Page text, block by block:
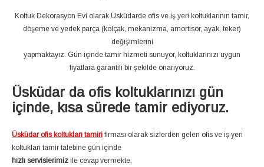
Koltuk Dekorasyon Evi olarak Üsküdarde ofis ve iş yeri koltuklarının tamir,
döşeme ve yedek parça (kolçak, mekanizma, amortisör, ayak, teker)
değişimlerini
yapmaktayız. Gün içinde tamir hizmeti sunuyor, koltuklarınızı uygun
fiyatlara garantili bir şekilde onarıyoruz.
Üsküdar da ofis koltuklarınızı gün
içinde, kısa sürede tamir ediyoruz.
Üsküdar ofis koltukları tamiri firması olarak sizlerden gelen ofis ve iş yeri
koltukları tamir talebine gün içinde
hızlı servislerimiz ile cevap vermekte,